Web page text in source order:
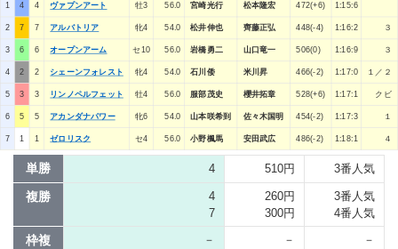
1 4 4 ヴァプンアート 牡3 56.0 宮崎光行 松本隆宏 472(+6) 1:15:6
2 7 7 アルバトリア 牝4 54.0 松井伸也 齊藤正弘 448(-4) 1:16:2 ３
3 6 6 オープンアーム セ10 56.0 岩橋勇二 山口竜一 506(0) 1:16:9 ３
4 2 2 シェーンフォレスト 牝4 54.0 石川倭 米川昇 466(-2) 1:17:0 １／２
5 3 3 リンノペルフェット 牡4 56.0 服部茂史 櫻井拓章 528(+6) 1:17:1 クビ
6 5 5 アカンダナパワー 牝6 54.0 山本咲希到 佐々木国明 454(-2) 1:17:3 １
7 1 1 ゼロリスク セ4 56.0 小野楓馬 安田武広 486(-2) 1:18:1 ４
単勝 4 510円 3番人気
複勝
4
7
260円
300円
3番人気
4番人気
枠複 － － －